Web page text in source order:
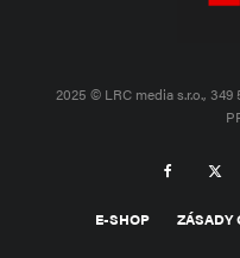
2025 © LRC media s.r.o., 349
E-SHOP ZÁSADY